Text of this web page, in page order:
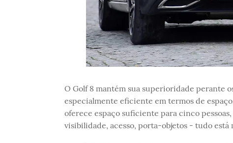
O Golf 8 mantém sua superioridade perante
especialmente eficiente em termos de
oferece espaço suficiente para cinco
visibilidade, acesso, porta-objetos - tudo